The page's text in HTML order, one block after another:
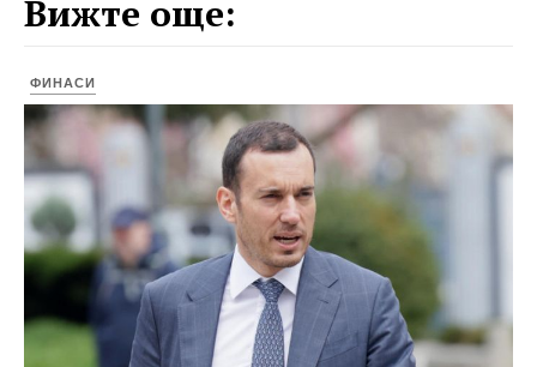
Вижте още:
ФИНАСИ